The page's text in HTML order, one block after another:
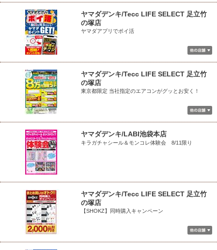
ヤマダデンキ/Tecc LIFE SELECT 足立竹
の塚店
ヤマダアプリでポイ活
ヤマダデンキ/Tecc LIFE SELECT 足立竹
の塚店
東京都限定 当社指定のエアコンがグッとお安く！
ヤマダデンキ/LABI池袋本店
キラガチャシール＆モンコレ体験会 8/11限り
ヤマダデンキ/Tecc LIFE SELECT 足立竹
の塚店
【SHOKZ】同時購入キャンペーン